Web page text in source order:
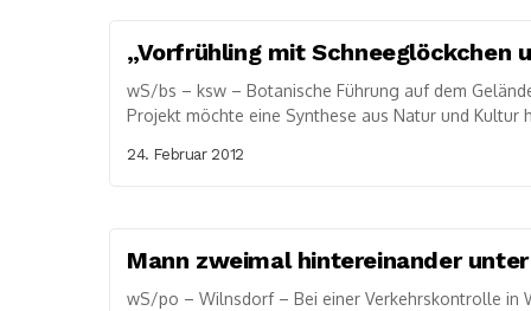
„Vorfrühling mit Schneeglöckchen
wS/bs – ksw – Botanische Führung auf dem
Projekt möchte eine Synthese aus Natur und Kultur
24. Februar 2012
Mann zweimal hintereinander
wS/po – Wilnsdorf – Bei einer Verkehrskontrolle in